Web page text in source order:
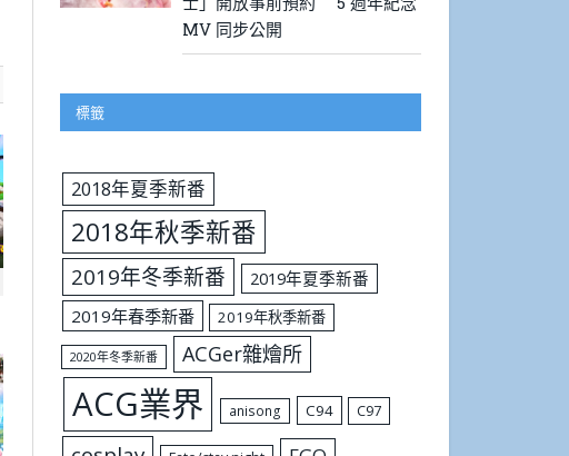
MV 同步公開
標籤
2018年夏季新番
2018年秋季新番
2019年冬季新番
2019年夏季新番
2019年春季新番
2019年秋季新番
2020年冬季新番 ACGer雜燴所
ACG業界 anisong C94 C97